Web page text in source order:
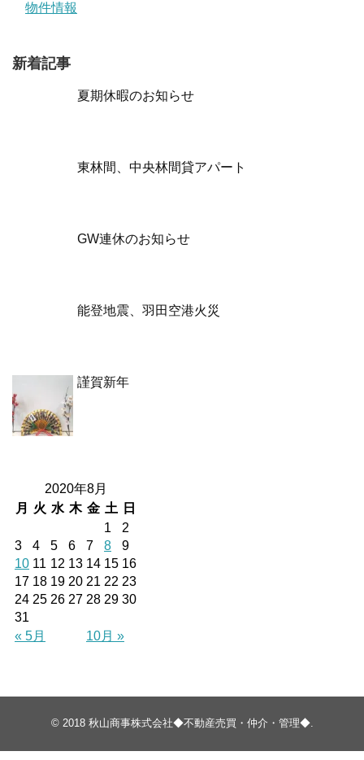
物件情報
新着記事
夏期休暇のお知らせ
東林間、中央林間貸アパート
GW連休のお知らせ
能登地震、羽田空港火災
謹賀新年
2020年8月
月
火 水 木 金 土 日
« 5月 10月 »
1
2
3
4 5 6 7 8
9
10 11 12 13 14 15 16
17 18 19 20 21 22 23
24 25 26 27 28 29 30
31
© 2018 秋山商事株式会社◆不動産売買・仲介・管理◆.